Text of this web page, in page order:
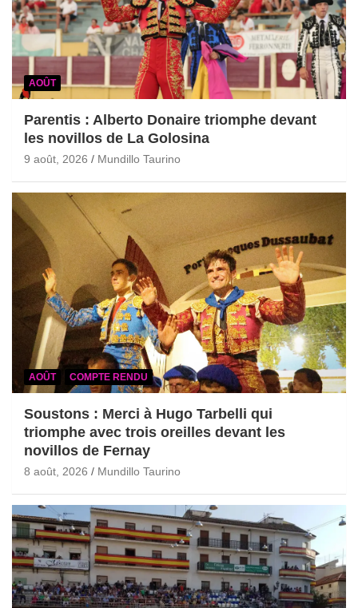
AOÛT
Parentis : Alberto Donaire triomphe devant
les novillos de La Golosina
9 août, 2026 Mundillo Taurino
AOÛT COMPTE RENDU
Soustons : Merci à Hugo Tarbelli qui
triomphe avec trois oreilles devant les
novillos de Fernay
8 août, 2026 Mundillo Taurino